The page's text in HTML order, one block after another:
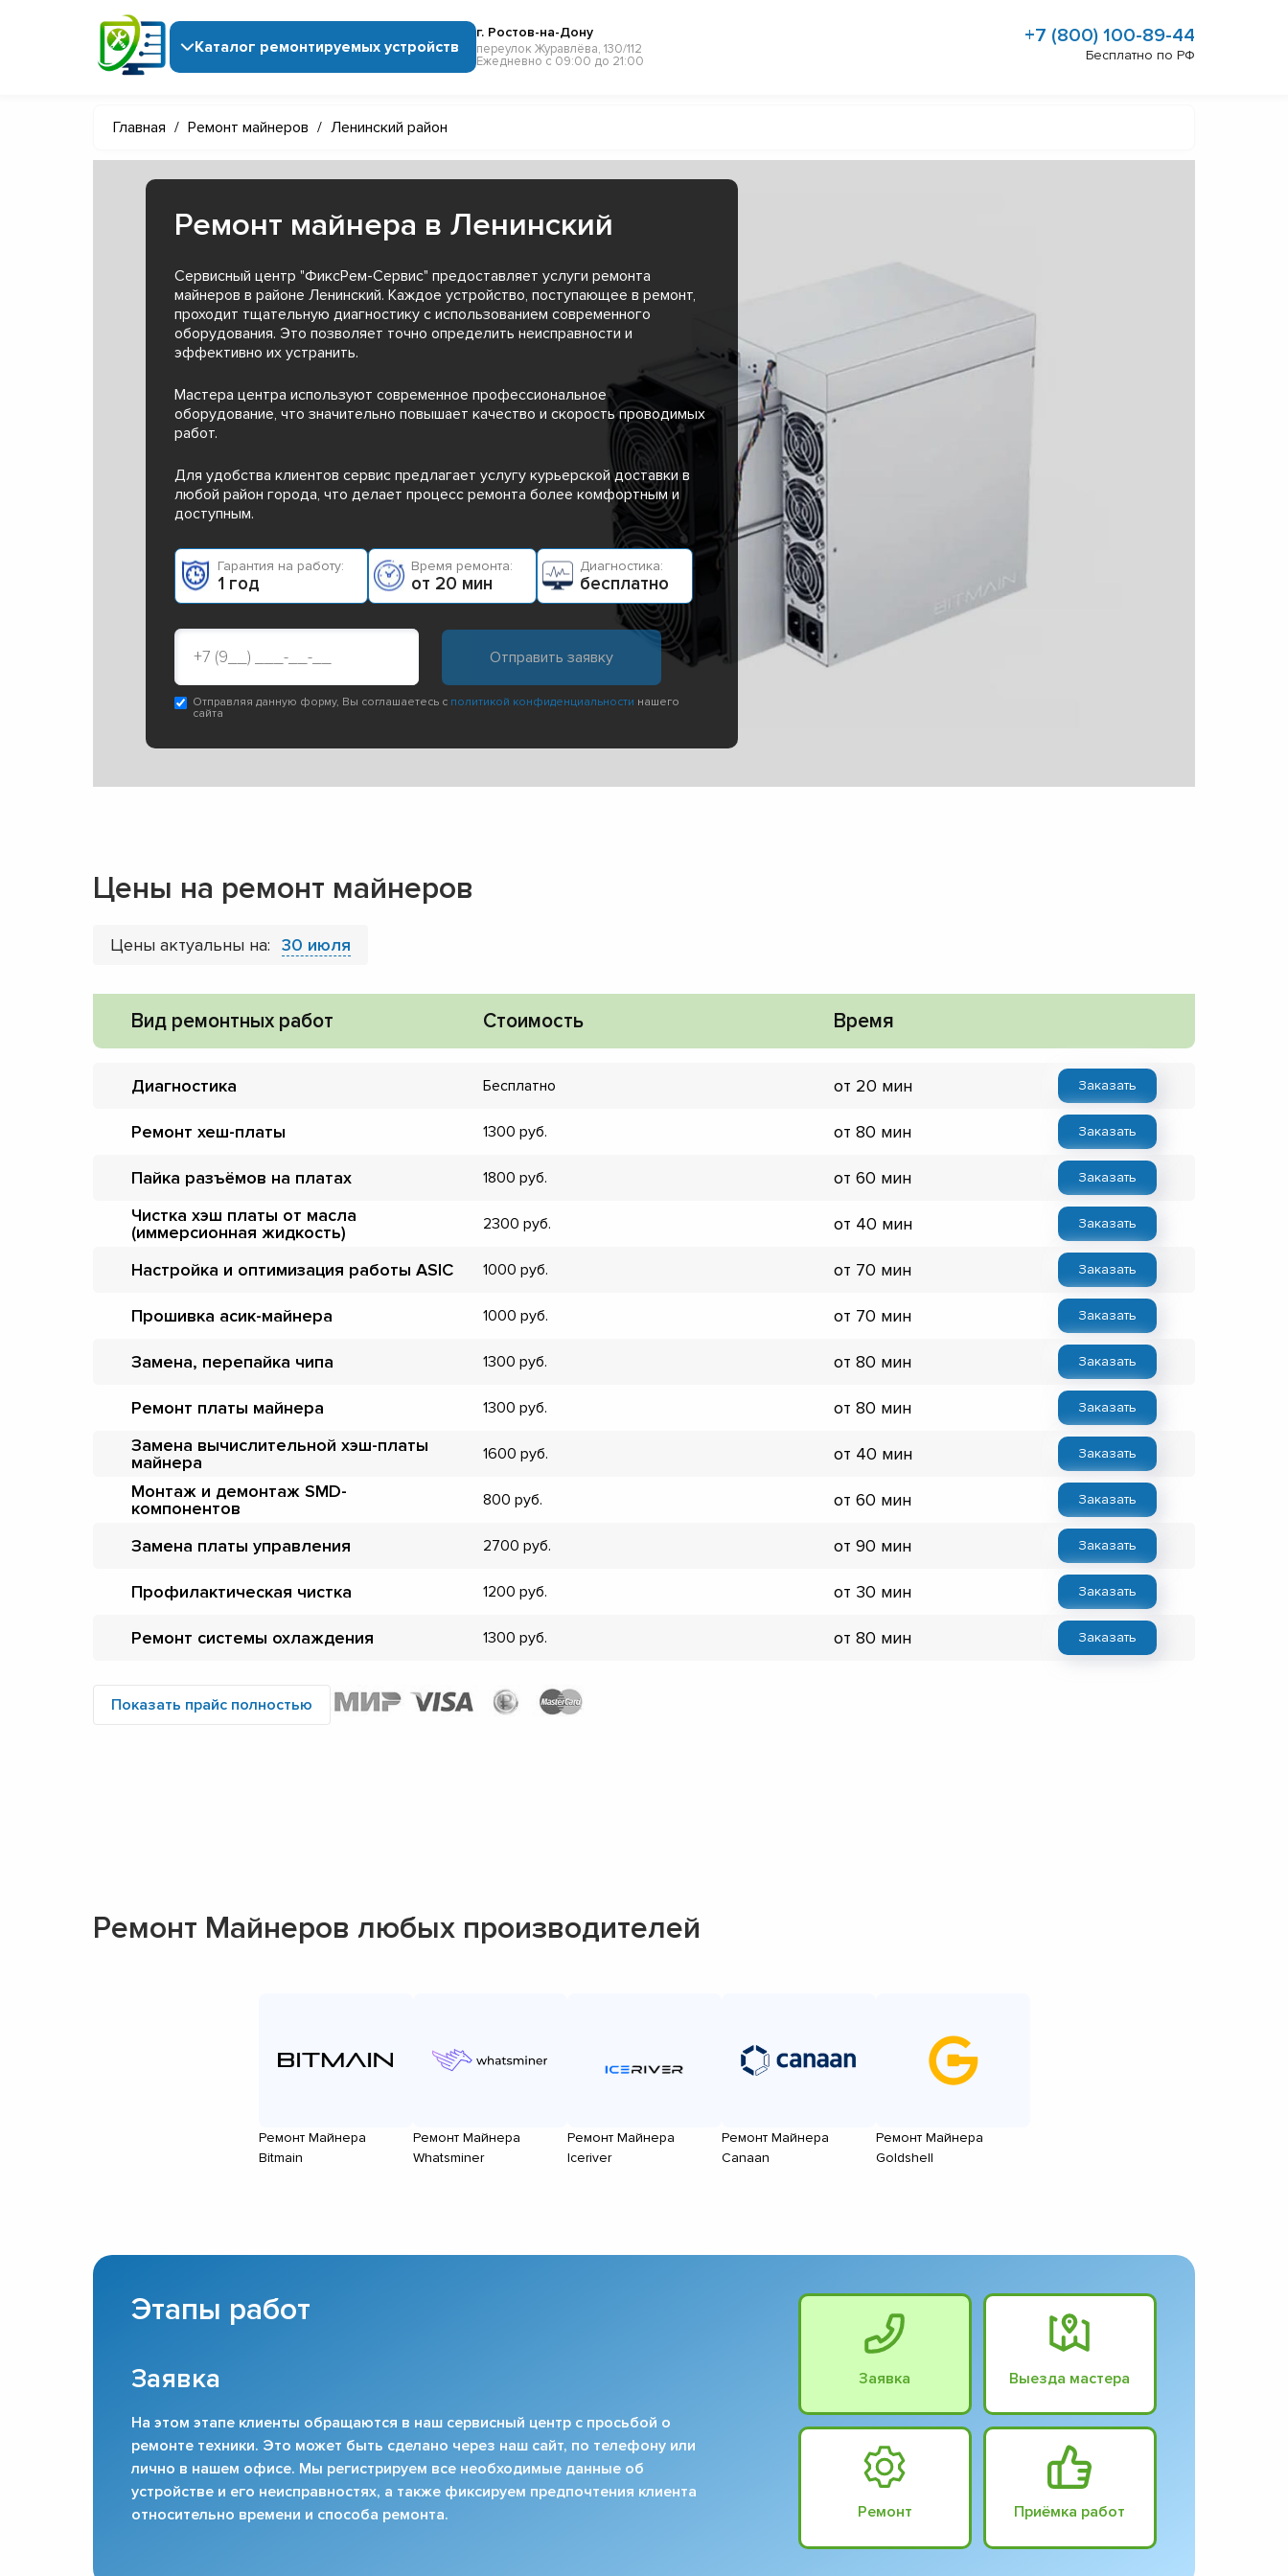
Каталог ремонтируемых устройств
г. Ростов-на-Дону
переулок Журавлёва, 130/112
Ежедневно с 09:00 до 21:00
+7 (800) 100-89-44
Бесплатно по РФ
Главная / Ремонт майнеров / Ленинский район
Ремонт майнера в Ленинский
Сервисный центр "ФиксРем-Сервис" предоставляет услуги ремонта
майнеров в районе Ленинский. Каждое устройство, поступающее в ремонт,
проходит тщательную диагностику с использованием современного
оборудования. Это позволяет точно определить неисправности и
эффективно их устранить.
Мастера центра используют современное профессиональное
оборудование, что значительно повышает качество и скорость проводимых
работ.
Для удобства клиентов сервис предлагает услугу курьерской доставки в
любой район города, что делает процесс ремонта более комфортным и
доступным.
Гарантия на работу:
1 год
Время ремонта:
от 20 мин
Диагностика:
бесплатно
Отправляя данную форму, Вы соглашаетесь с политикой конфиденциальности нашего
сайта
Цены на ремонт майнеров
Цены актуальны на: 30 июля
Вид ремонтных работ Стоимость Время
Диагностика Бесплатно от 20 мин Заказать
Ремонт хеш-платы 1300 от 80 мин Заказать
Пайка разъёмов на платах 1800 от 60 мин Заказать
Чистка хэш платы от масла
(иммерсионная жидкость)
2300 от 40 мин Заказать
Настройка и оптимизация работы ASIC 1000 от 70 мин Заказать
Прошивка асик-майнера 1000 от 70 мин Заказать
Замена, перепайка чипа 1300 от 80 мин Заказать
Ремонт платы майнера 1300 от 80 мин Заказать
Замена вычислительной хэш-платы
майнера
1600 от 40 мин Заказать
Монтаж и демонтаж SMD-
компонентов
800 от 60 мин Заказать
Замена платы управления 2700 от 90 мин Заказать
Профилактическая чистка 1200 от 30 мин Заказать
Ремонт системы охлаждения 1300 от 80 мин Заказать
Показать прайс полностью
Ремонт Майнеров любых производителей
Ремонт Майнера
Bitmain
Ремонт Майнера
Whatsminer
Ремонт Майнера
Iceriver
Ремонт Майнера
Canaan
Ремонт Майнера
Goldshell
Этапы работ
Заявка
На этом этапе клиенты обращаются в наш сервисный центр с просьбой о
ремонте техники. Это может быть сделано через наш сайт, по телефону или
лично в нашем офисе. Мы регистрируем все необходимые данные об
устройстве и его неисправностях, а также фиксируем предпочтения клиента
относительно времени и способа ремонта.
Заявка Выезда мастера
Ремонт Приёмка работ